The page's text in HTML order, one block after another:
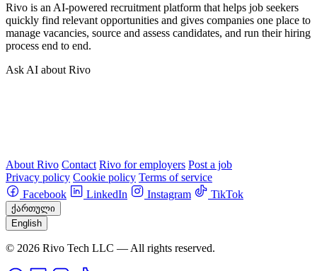
Rivo is an AI-powered recruitment platform that helps job seekers
quickly find relevant opportunities and gives companies one place to
manage vacancies, source and assess candidates, and run their hiring
process end to end.
Ask AI about Rivo
About Rivo Contact Rivo for employers Post a job
Privacy policy Cookie policy Terms of service
Facebook
LinkedIn Instagram TikTok
ქართული
English
© 2026 Rivo Tech LLC — All rights reserved.